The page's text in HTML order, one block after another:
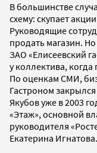
В большинстве
схему: скупает
Руководящие
продать магазин.
ЗАО «Елисеевский
у коллектива,
По оценкам СМИ,
Гастроном
Якубов уже в 2003
«Этаж», основной
руководителя
Екатерина Игнатова.